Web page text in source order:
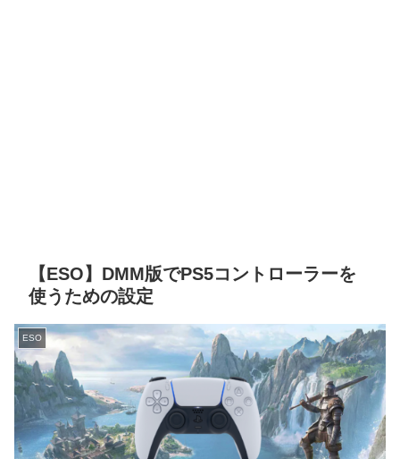
【ESO】DMM版でPS5コントローラーを
使うための設定
ESO